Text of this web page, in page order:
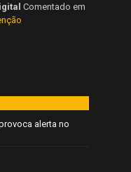
Comentado em
alerta no